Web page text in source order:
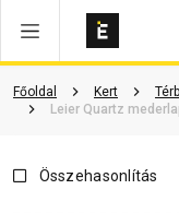
Főoldal Kert
Leier Quartz
Vásárlói vélemények
Összehasonlítás